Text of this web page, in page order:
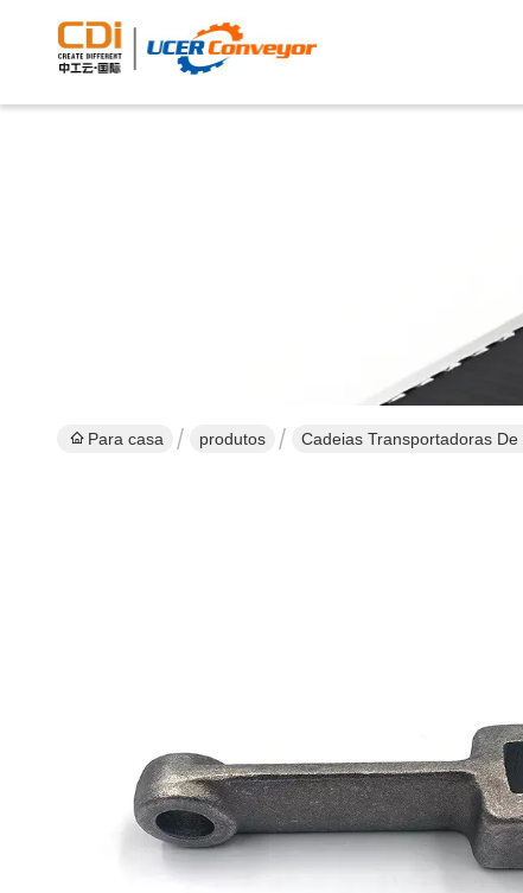
Para casa produtos Cadeias Transportadoras De